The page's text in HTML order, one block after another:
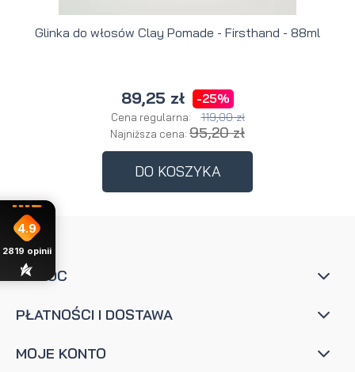
Glinka do włosów Clay Pomade - Firsthand - 88ml
89,25 zł -25%
Cena regularna: 119,00 zł
Najniższa cena: 95,20 zł
DO KOSZYKA
POMOC
PŁATNOŚCI I DOSTAWA
MOJE KONTO
4.9
2819 opinii